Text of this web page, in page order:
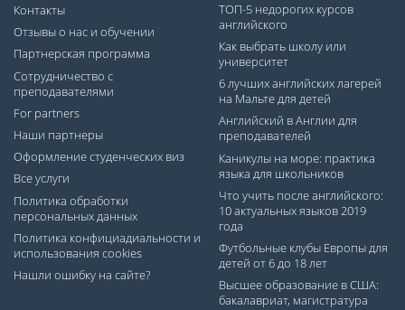
Контакты
Отзывы о нас и обучении
Партнерская программа
Сотрудничество с
преподавателями
For partners
Наши партнеры
Оформление студенческих виз
Все услуги
Политика обработки
персональных данных
Политика конфициадиальности и
использования cookies
Нашли ошибку на сайте?
ТОП-5 недорогих курсов
английского
Как выбрать школу или
университет
6 лучших английских лагерей
на Мальте для детей
Английский в Англии для
преподавателей
Каникулы на море: практика
языка для школьников
Что учить после английского:
10 актуальных языков 2019
года
Футбольные клубы Европы для
детей от 6 до 18 лет
Высшее образование в США:
бакалавриат, магистратура